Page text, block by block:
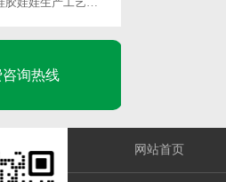
咨询热线
网站首页